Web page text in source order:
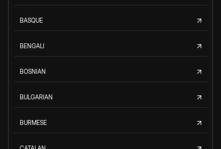
BASQUE
BENGALI
BOSNIAN
BULGARIAN
BURMESE